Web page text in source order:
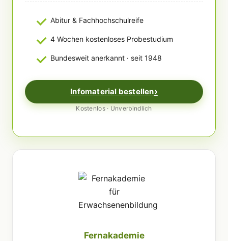
Abitur & Fachhochschulreife
4 Wochen kostenloses Probestudium
Bundesweit anerkannt · seit 1948
Infomaterial bestellen
Kostenlos · Unverbindlich
Fernakademie